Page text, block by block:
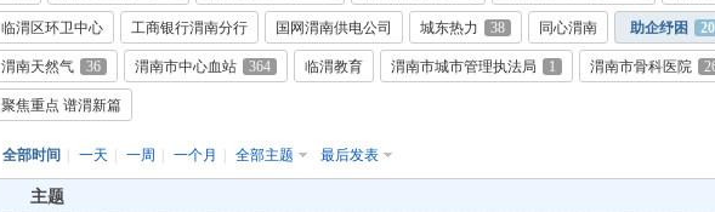
临渭区环卫中心 工商银行渭南分行 国网渭南供电公司 城东热力 38 同心渭南 助企纾困 20
渭南天然气 36 渭南市中心血站 364 临渭教育 渭南市城市管理执法局 1 渭南市骨科医院
聚焦重点 谱渭新篇
全部时间 一天 一周 一个月 全部主题 最后发表
主题